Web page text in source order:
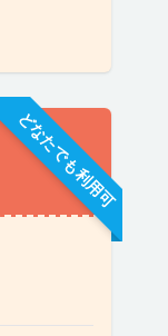
どなたでも利用可